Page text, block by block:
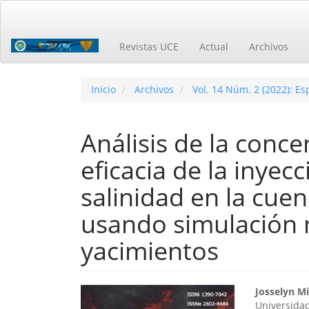
principal
Barra
Revistas UCE Actual Archivos
Inicio Archivos Vol. 14 Núm. 2 (2022):
Análisis de la
eficacia de la
salinidad en la
usando simulación
yacimientos
Barra
Josselyn